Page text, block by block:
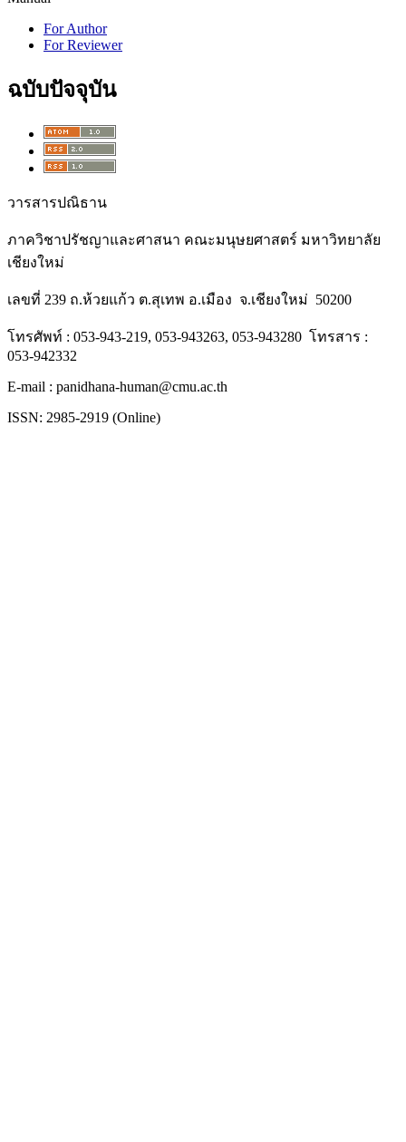
For Author
For Reviewer
ฉบับปัจจุบัน
วารสารปณิธาน
ภาควิชาปรัชญาและศาสนา คณะมนุษยศาสตร์ มหาวิทยาลัย
เชียงใหม่
เลขที่ 239 ถ.ห้วยแก้ว ต.สุเทพ อ.เมือง จ.เชียงใหม่ 50200
โทรศัพท์ : 053-943-219, 053-943263, 053-943280 โทรสาร :
053-942332
E-mail : panidhana-human@cmu.ac.th
ISSN: 2985-2919 (Online)